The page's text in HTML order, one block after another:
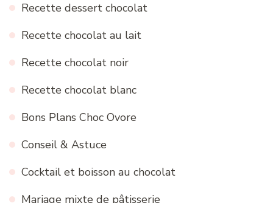
Recette dessert chocolat
Recette chocolat au lait
Recette chocolat noir
Recette chocolat blanc
Bons Plans Choc Ovore
Conseil & Astuce
Cocktail et boisson au chocolat
Mariage mixte de pâtisserie